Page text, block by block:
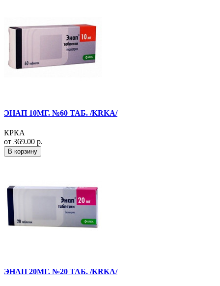
ЭНАП 10МГ. №60 ТАБ. /KRKA/
КРКА
от 369.00 р.
В корзину
ЭНАП 20МГ. №20 ТАБ. /KRKA/